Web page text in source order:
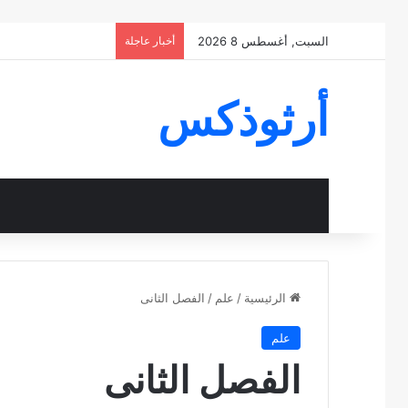
السبت, أغسطس 8 2026 أخبار عاجلة
أرثوذكس
الرئيسية / علم / الفصل الثانى
علم
الفصل الثانى